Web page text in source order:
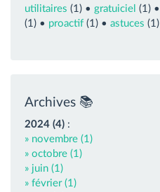
utilitaires (1) • gratuiciel (1) •
(1) • proactif (1) • astuces (1)
Archives 📚
2024 (4) :
» novembre (1)
» octobre (1)
» juin (1)
» février (1)